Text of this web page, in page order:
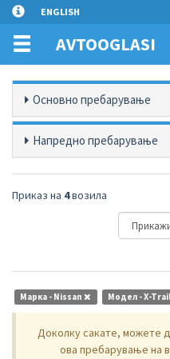
ENGLISH
AVTOOGLASI
Основно пребарување
Напредно пребарување
Приказ на 4возила
Марка - Nissan Модел - X-
Доколку сакате, можете
ова пребарување на